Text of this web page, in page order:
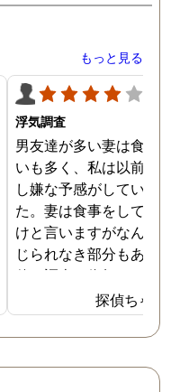
写真を確認することもで
ましたが、真実を知るこ
ができて良かったです。
もっと見る
浮気調査
男友達が多い妻は食事の
いも多く、私は以前から
し嫌な予感がしていまし
た。妻は食事をしている
けと言いますがなんとも
じられなき部分もあり、
偵に調査を依頼しました
妻は定期的に男友達と食
に出かけているため、調
日は簡単に決めることが
果、妻が男友達と食事だ
探偵ちゃん